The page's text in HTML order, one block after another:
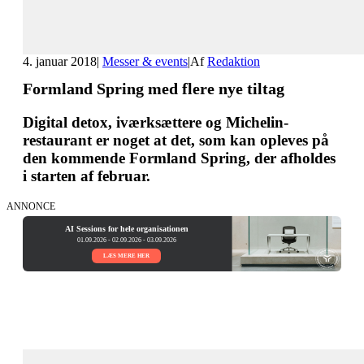
4. januar 2018| Messer & events|AfRedaktion
Formland Spring med flere nye tiltag
Digital detox, iværksættere og Michelin-
restaurant er noget at det, som kan opleves på
den kommende Formland Spring, der afholdes
i starten af februar.
ANNONCE
AI Sessions for hele organisationen
01.09.2026 - 02.09.2026 - 03.09.2026
LÆS MERE HER